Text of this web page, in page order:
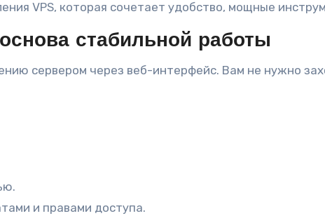
VPS, которая сочетает удобство, мощные
стабильной работы
сервером через веб-интерфейс. Вам не нужно
и правами доступа.